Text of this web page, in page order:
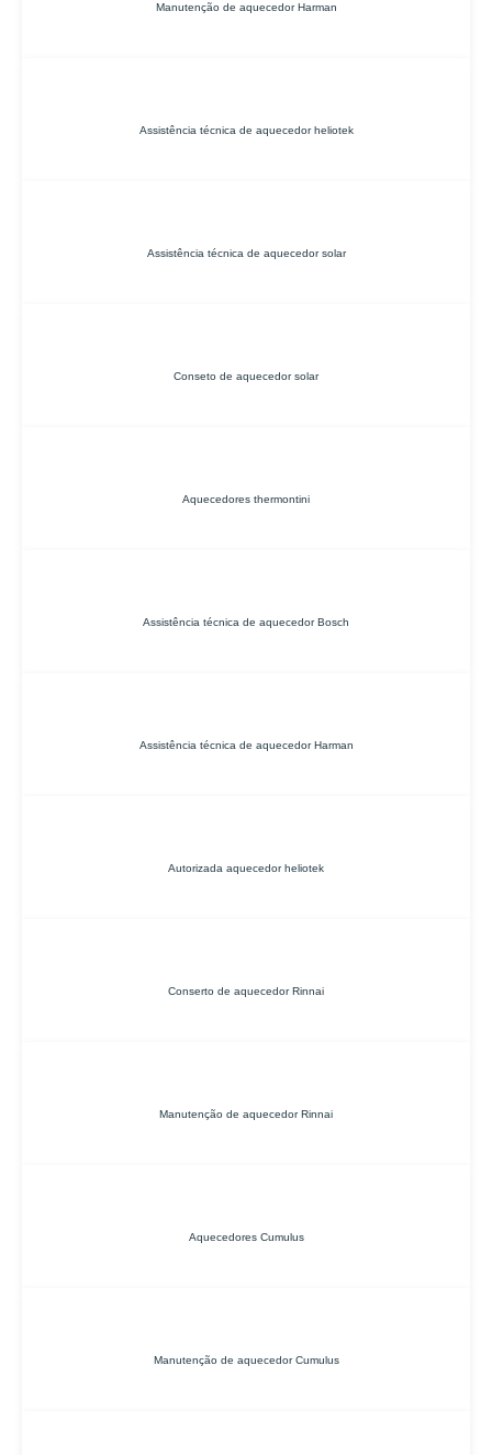
Manutenção de aquecedor Harman
Assistência técnica de aquecedor heliotek
Assistência técnica de aquecedor solar
Conseto de aquecedor solar
Aquecedores thermontini
Assistência técnica de aquecedor Bosch
Assistência técnica de aquecedor Harman
Autorizada aquecedor heliotek
Conserto de aquecedor Rinnai
Manutenção de aquecedor Rinnai
Aquecedores Cumulus
Manutenção de aquecedor Cumulus